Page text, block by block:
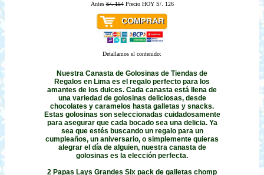
AntesS/. 154Precio HOY S/. 126
Detallamos el contenido:
Nuestra Canasta de Golosinas de Tiendas de
Regalos en Lima es el regalo perfecto para los
amantes de los dulces. Cada canasta está llena de
una variedad de golosinas deliciosas, desde
chocolates y caramelos hasta galletas y snacks.
Estas golosinas son seleccionadas cuidadosamente
para asegurar que cada bocado sea una delicia. Ya
sea que estés buscando un regalo para un
cumpleaños, un aniversario, o simplemente quieras
alegrar el día de alguien, nuestra canasta de
golosinas es la elección perfecta.
2 Papas Lays Grandes Six pack de galletas chomp